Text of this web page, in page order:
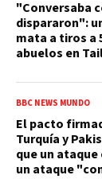
"Conversaba
dispararon":
mata a tiros a
abuelos en
BBC NEWS MUNDO
El pacto
Turquía y
que un
un ataque